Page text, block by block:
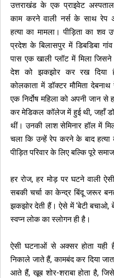
उत्तराखंड के एक प्राइवेट
काम करने वाली नर्स के साथ रेप
हत्या का मामला। पीड़िता का शव
प्रदेश के बिलासपुर में डिबडिबा
पास एक खाली प्लॉट में मिला जिसने
देश को झकझोर कर रख दिया
कोलकाता में डॉक्टर मौमिता
एक निर्दोष महिला को अपनी जान
कर मेडिकल कॉलेज में हुई थी, जहाँ डॉ
थीं। उनकी लाश सेमिनार हॉल में
चला कि उन्हें रेप करने के बाद
पीड़ित परिवार के लिए बल्कि पूरे
हर रोज, हर मोड़ पर घटने वाली
सबकी चर्चा का केन्द्र बिंदू जरूर
झकझोर देती हैं। ऐसे में ‘बेटी बचाओ,
स्वप्न लोक का स्लोगन ही है।
ऐसी घटनाओं से अक्सर होता यही
निकाले जाते हैं, कामबंद कर दिया
आते हैं, खूब शोर-शराबा होता है,